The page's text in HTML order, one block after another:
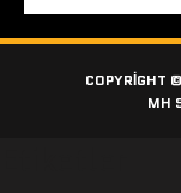
COPYRIGHT
MH